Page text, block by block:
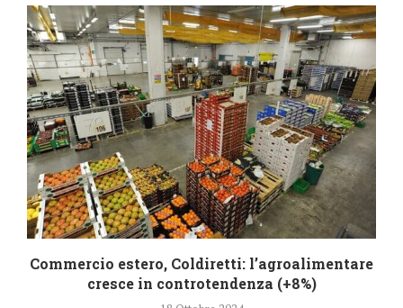
Commercio estero, Coldiretti: l’agroalimentare
cresce in controtendenza (+8%)